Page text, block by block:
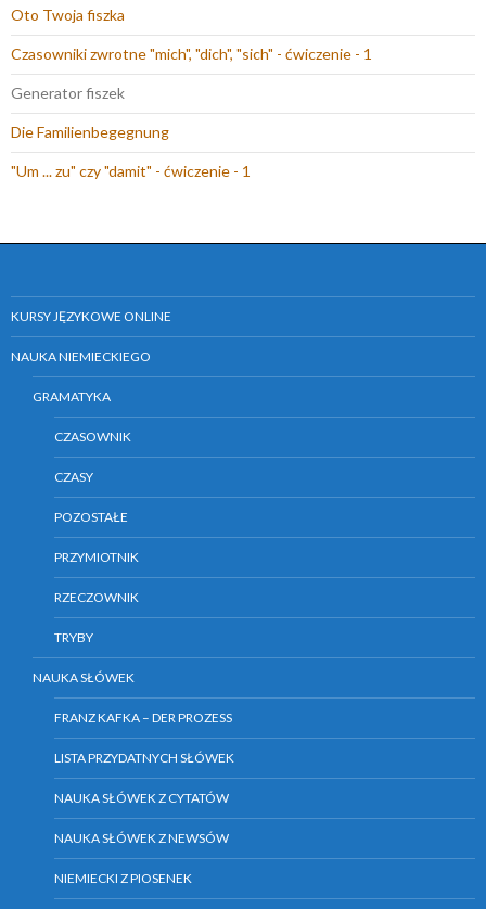
i
e
)
e
)
w
n
o
w
y
m
o
i
)
Oto Twoja fiszka
Czasowniki zwrotne "mich", "dich", "sich" - ćwiczenie - 1
Generator fiszek
Die Familienbegegnung
"Um ... zu" czy "damit" - ćwiczenie - 1
KURSY JĘZYKOWE ONLINE
NAUKA NIEMIECKIEGO
GRAMATYKA
CZASOWNIK
CZASY
POZOSTAŁE
PRZYMIOTNIK
RZECZOWNIK
TRYBY
NAUKA SŁÓWEK
FRANZ KAFKA – DER PROZESS
LISTA PRZYDATNYCH SŁÓWEK
NAUKA SŁÓWEK Z CYTATÓW
NAUKA SŁÓWEK Z NEWSÓW
NIEMIECKI Z PIOSENEK